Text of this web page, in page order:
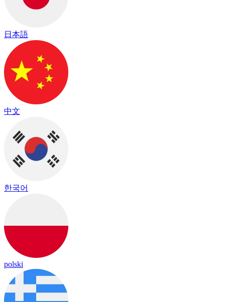
日本語
中文
한국어
polski